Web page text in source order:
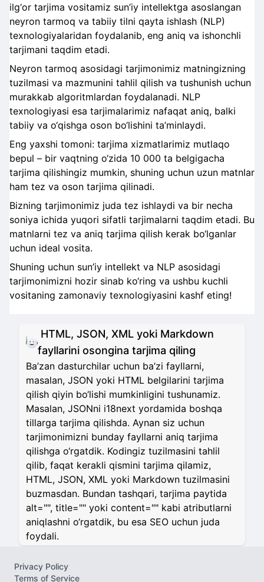
ilg‘or tarjima vositamiz sun’iy intellektga asoslangan
neyron tarmoq va tabiiy tilni qayta ishlash (NLP)
texnologiyalaridan foydalanib, eng aniq va ishonchli
tarjimani taqdim etadi.
Neyron tarmoq asosidagi tarjimonimiz matningizning
tuzilmasi va mazmunini tahlil qilish va tushunish uchun
murakkab algoritmlardan foydalanadi. NLP
texnologiyasi esa tarjimalarimiz nafaqat aniq, balki
tabiiy va o‘qishga oson bo‘lishini ta’minlaydi.
Eng yaxshi tomoni: tarjima xizmatlarimiz mutlaqo
bepul – bir vaqtning o‘zida 10 000 ta belgigacha
tarjima qilishingiz mumkin, shuning uchun uzun matnlar
ham tez va oson tarjima qilinadi.
Bizning tarjimonimiz juda tez ishlaydi va bir necha
soniya ichida yuqori sifatli tarjimalarni taqdim etadi. Bu
matnlarni tez va aniq tarjima qilish kerak bo‘lganlar
uchun ideal vosita.
Shuning uchun sun’iy intellekt va NLP asosidagi
tarjimonimizni hozir sinab ko‘ring va ushbu kuchli
vositaning zamonaviy texnologiyasini kashf eting!
HTML, JSON, XML yoki Markdown
fayllarini osongina tarjima qiling
Ba’zan dasturchilar uchun ba’zi fayllarni,
masalan, JSON yoki HTML belgilarini tarjima
qilish qiyin bo‘lishi mumkinligini tushunamiz.
Masalan, JSONni i18next yordamida boshqa
tillarga tarjima qilishda. Aynan siz uchun
tarjimonimizni bunday fayllarni aniq tarjima
qilishga o‘rgatdik. Kodingiz tuzilmasini tahlil
qilib, faqat kerakli qismini tarjima qilamiz,
HTML, JSON, XML yoki Markdown tuzilmasini
buzmasdan. Bundan tashqari, tarjima paytida
alt="", title="" yoki content="" kabi atributlarni
aniqlashni o‘rgatdik, bu esa SEO uchun juda
foydali.
Privacy Policy
Terms of Service